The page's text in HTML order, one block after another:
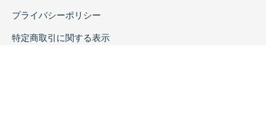
プライバシーポリシー
特定商取引に関する表示